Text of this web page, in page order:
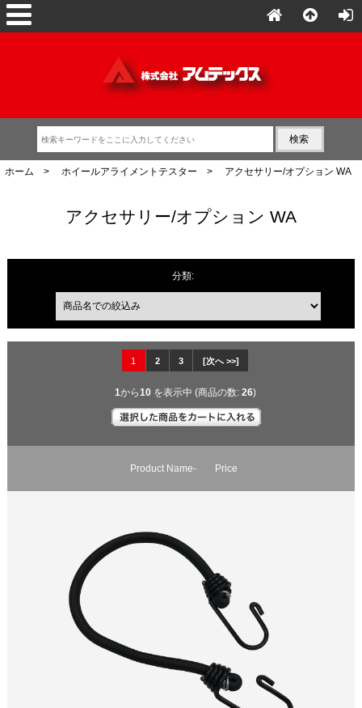
ホーム > ホイールアライメントテスター > アクセサリー/オプション WA
アクセサリー/オプション WA
分類:
商品名での絞込み
1 2 3 [次へ >>]
1から10を表示中 (商品の数: 26)
Product Name- Price